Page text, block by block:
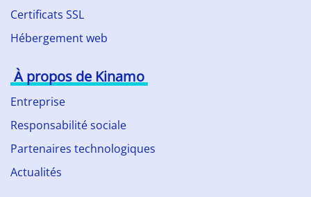
Certificats SSL
Hébergement web
À propos de Kinamo
Entreprise
Responsabilité sociale
Partenaires technologiques
Actualités